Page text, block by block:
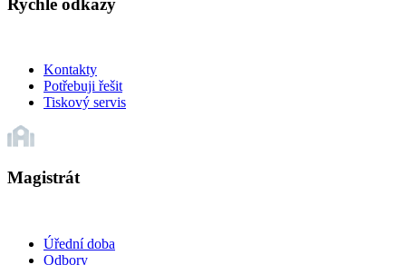
Kontakty
Potřebuji řešit
Tiskový servis
Magistrát
Úřední doba
Odbory